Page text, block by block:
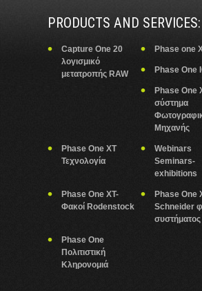
PRODUCTS AND SERVICES:
Capture One 20
λογισμικό
μετατροπής RAW
Phase one
Phase One
Phase One
σύστημα
Μηχανής
Phase One XT
Τεχνολογία
Webinars
Seminars-
exhibitions
Phase One XT-
Φακοί Rodenstock
Phase One
Schneider
συστήματος
Phase One
Πολιτιστική
Κληρονομιά